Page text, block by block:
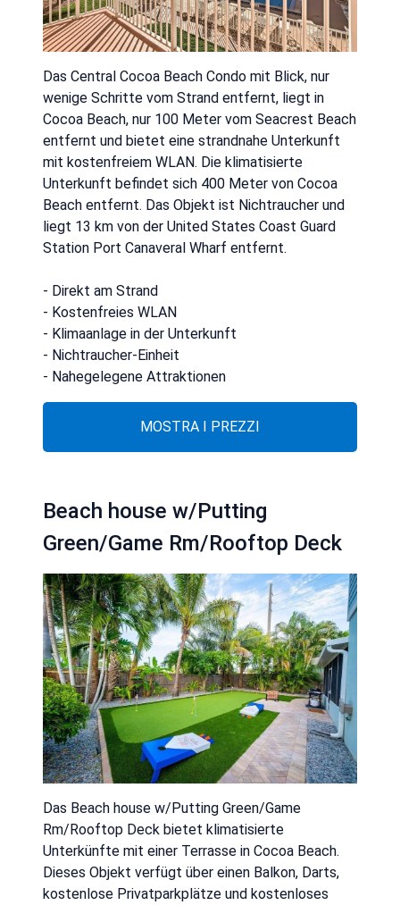
Das Central Cocoa Beach Condo mit Blick, nur
wenige Schritte vom Strand entfernt, liegt in
Cocoa Beach, nur 100 Meter vom Seacrest Beach
entfernt und bietet eine strandnahe Unterkunft
mit kostenfreiem WLAN. Die klimatisierte
Unterkunft befindet sich 400 Meter von Cocoa
Beach entfernt. Das Objekt ist Nichtraucher und
liegt 13 km von der United States Coast Guard
Station Port Canaveral Wharf entfernt.
- Direkt am Strand
- Kostenfreies WLAN
- Klimaanlage in der Unterkunft
- Nichtraucher-Einheit
- Nahegelegene Attraktionen
MOSTRA I PREZZI
Beach house w/Putting
Green/Game Rm/Rooftop Deck
Das Beach house w/Putting Green/Game
Rm/Rooftop Deck bietet klimatisierte
Unterkünfte mit einer Terrasse in Cocoa Beach.
Dieses Objekt verfügt über einen Balkon, Darts,
kostenlose Privatparkplätze und kostenloses